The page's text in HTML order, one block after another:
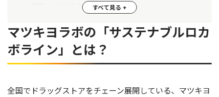
糖質7.7gパスタスナック ナポリタン
糖質9.8gバターチキンカレー
「サステナブルロカボライン」の低糖質おやつを購入
食レビュー
マツキヨラボの「サステナブルロカ
ボライン」とは？
全国でドラッグストアをチェーン展開している、マツキヨ